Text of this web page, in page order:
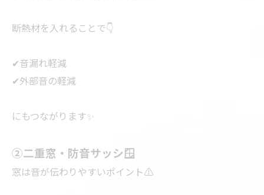
断熱材を入れることで👇
✔音漏れ軽減
✔外部音の軽減
にもつながります✨
②二重窓・防音サッシ🪟
窓は音が伝わりやすいポイント⚠️